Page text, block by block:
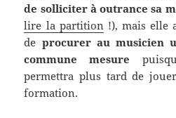
de solliciter à outrance sa
lire la partition!), mais elle
de procurer au musicien
commune mesure
permettra plus tard de
formation.